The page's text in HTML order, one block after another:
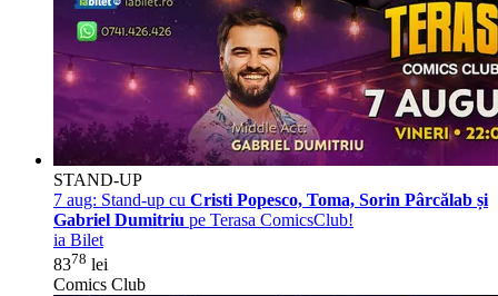
STAND-UP
7 aug: Stand-up cu Cristi Popesco, Toma, Sorin Pârcălab și
Gabriel Dumitriu pe Terasa ComicsClub!
ia Bilet
8378 lei
Comics Club